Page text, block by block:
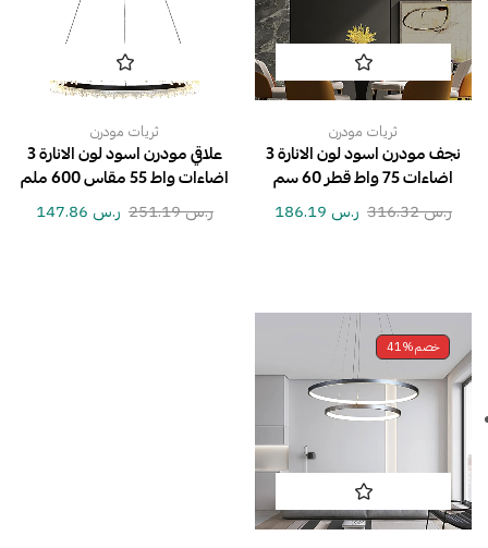
ثريات مودرن
نجف مودرن اسود لون الانارة 3
اضاءات 75 واط قطر 60 سم
ر.س316.32 ر.س
ثريات مودرن
علاقي مودرن اسود لون الانارة 3
اضاءات واط 55 مقاس 600 ملم
ر.س251.19 ر.س
خصم41%